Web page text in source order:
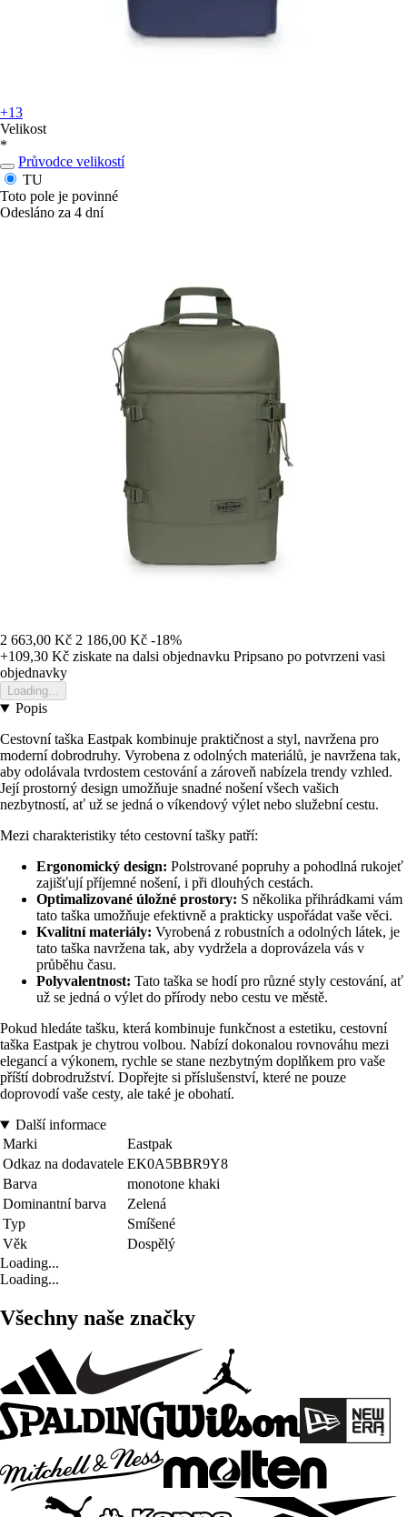
+13
Velikost
*
Průvodce velikostí
TU
Toto pole je povinné
Odesláno za 4 dní
2 663,00 Kč 2 186,00 Kč -18%
+109,30 Kč ziskate na dalsi objednavku Pripsano po potvrzeni vasi
objednavky
Loading...
Popis
Cestovní taška Eastpak kombinuje praktičnost a styl, navržena pro
moderní dobrodruhy. Vyrobena z odolných materiálů, je navržena tak,
aby odolávala tvrdostem cestování a zároveň nabízela trendy vzhled.
Její prostorný design umožňuje snadné nošení všech vašich
nezbytností, ať už se jedná o víkendový výlet nebo služební cestu.
Mezi charakteristiky této cestovní tašky patří:
Ergonomický design: Polstrované popruhy a pohodlná rukojeť
zajišťují příjemné nošení, i při dlouhých cestách.
Optimalizované úložné prostory: S několika přihrádkami vám
tato taška umožňuje efektivně a prakticky uspořádat vaše věci.
Kvalitní materiály: Vyrobená z robustních a odolných látek, je
tato taška navržena tak, aby vydržela a doprovázela vás v
průběhu času.
Polyvalentnost: Tato taška se hodí pro různé styly cestování, ať
už se jedná o výlet do přírody nebo cestu ve městě.
Pokud hledáte tašku, která kombinuje funkčnost a estetiku, cestovní
taška Eastpak je chytrou volbou. Nabízí dokonalou rovnováhu mezi
elegancí a výkonem, rychle se stane nezbytným doplňkem pro vaše
příští dobrodružství. Dopřejte si příslušenství, které ne pouze
doprovodí vaše cesty, ale také je obohatí.
Další informace
Marki
Eastpak
Odkaz na dodavatele EK0A5BBR9Y8
Barva
monotone khaki
Dominantní barva
Zelená
Typ
Smíšené
Věk
Dospělý
Loading...
Loading...
Všechny naše značky